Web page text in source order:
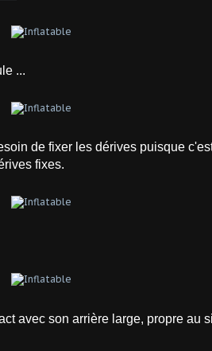
...
de fixer les dérives puisque
fixes.
avec son arrière large, propre au